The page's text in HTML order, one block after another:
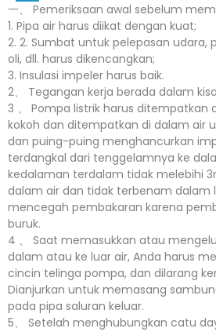
一、 Pemeriksaan awal sebelum
1. Pipa air harus diikat dengan kuat;
2. 2. Sumbat untuk pelepasan udara,
oli, dll. harus dikencangkan;
3. Insulasi impeler harus baik.
2、 Tegangan kerja berada dalam
3 、 Pompa listrik harus ditempatkan
kokoh dan ditempatkan di dalam air
dan puing-puing menghancurkan
terdangkal dari tenggelamnya ke
kedalaman terdalam tidak melebihi
dalam air dan tidak terbenam dalam
mencegah pembakaran karena
buruk.
4 、 Saat memasukkan atau
dalam atau ke luar air, Anda harus
cincin telinga pompa, dan dilarang
Dianjurkan untuk memasang
pada pipa saluran keluar.
5、 Setelah menghubungkan catu